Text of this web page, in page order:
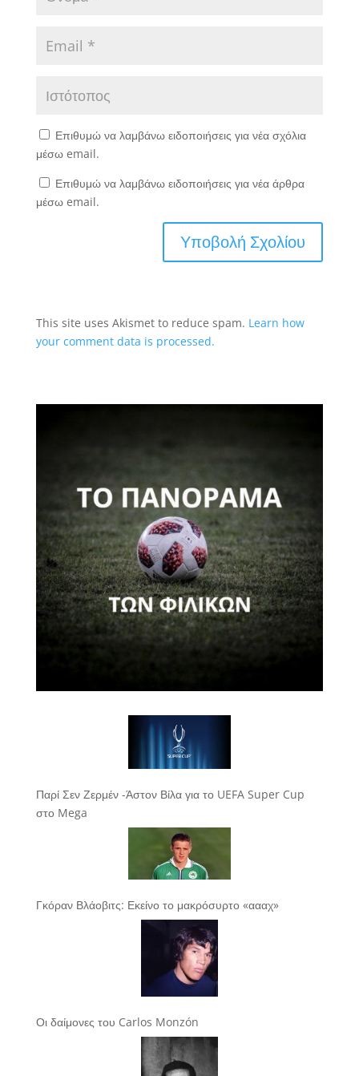
Επιθυμώ να λαμβάνω ειδοποιήσεις για νέα σχόλια
μέσω email.
Επιθυμώ να λαμβάνω ειδοποιήσεις για νέα άρθρα
μέσω email.
This site uses Akismet to reduce spam. Learn how
your comment data is processed.
Παρί Σεν Ζερμέν -Άστον Βίλα για το UEFA Super Cup
στο Mega
Γκόραν Βλάοβιτς: Εκείνο το μακρόσυρτο «αααχ»
Οι δαίμονες του Carlos Monzón